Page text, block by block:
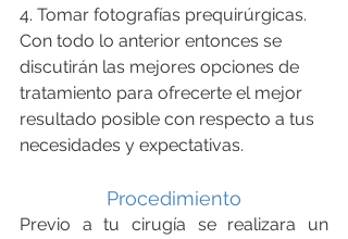
4. Tomar fotografías prequirúrgicas.
Con todo lo anterior entonces se
discutirán las mejores opciones de
tratamiento para ofrecerte el mejor
resultado posible con respecto a tus
necesidades y expectativas.
Procedimiento
Previo a tu cirugía se realizara un